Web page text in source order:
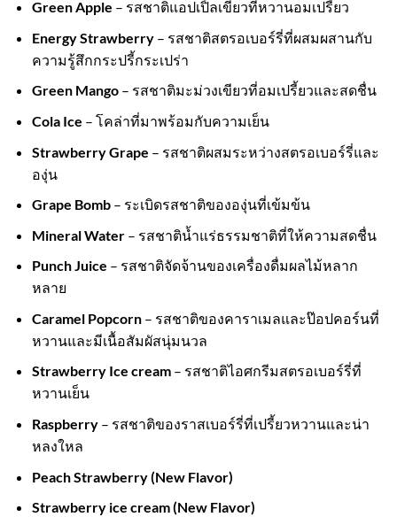
Green Apple – รสชาติแอปเปิ้ลเขียวที่หวานอมเปรี้ยว
Energy Strawberry– รสชาติสตรอเบอร์รี่ที่ผสมผสานกับ
ความรู้สึกกระปรี้กระเปร่า
Green Mango– รสชาติมะม่วงเขียวที่อมเปรี้ยวและสดชื่น
Cola Ice – โคล่าที่มาพร้อมกับความเย็น
Strawberry Grape – รสชาติผสมระหว่างสตรอเบอร์รี่และ
องุ่น
Grape Bomb– ระเบิดรสชาติขององุ่นที่เข้มข้น
Mineral Water– รสชาติน้ำแร่ธรรมชาติที่ให้ความสดชื่น
Punch Juice – รสชาติจัดจ้านของเครื่องดื่มผลไม้หลาก
หลาย
Caramel Popcorn– รสชาติของคาราเมลและป๊อปคอร์นที่
หวานและมีเนื้อสัมผัสนุ่มนวล
Strawberry Ice cream– รสชาติไอศกรีมสตรอเบอร์รี่ที่
หวานเย็น
Raspberry– รสชาติของราสเบอร์รี่ที่เปรี้ยวหวานและน่า
หลงใหล
Peach Strawberry (New Flavor)
Strawberry ice cream (New Flavor)